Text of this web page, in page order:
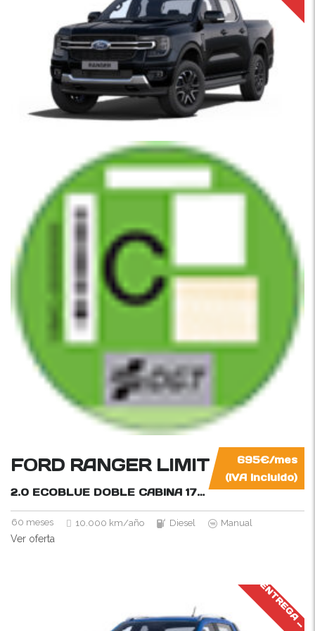
695€/mes
(IVA incluido)
FORD RANGER LIMITED 4×4
2.0 ECOBLUE DOBLE CABINA 170CV
60 meses 10.000 km/año Diesel Manual
Ver oferta
J